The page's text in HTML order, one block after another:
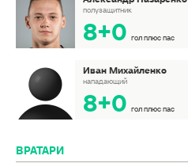
полузащитник
8+0 гол плюс пас
Иван Михайленко
нападающий
8+0 гол плюс пас
ВРАТАРИ